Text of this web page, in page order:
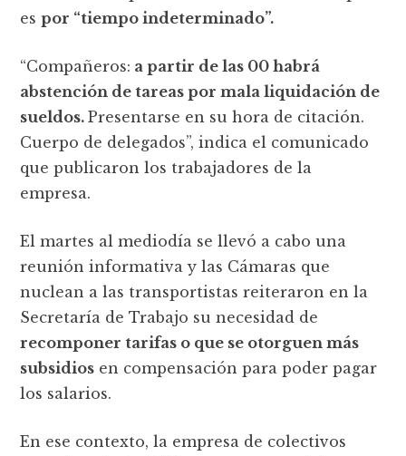
espor “tiempo indeterminado”.
“Compañeros: a partir de las 00 habrá
abstención de tareas por mala liquidación de
sueldos.Presentarse en su hora de citación.
Cuerpo de delegados”, indica el comunicado
que publicaron los trabajadores de la
empresa.
El martes al mediodía se llevó a cabo una
reunión informativa y las Cámaras que
nuclean a las transportistas reiteraron en la
Secretaría de Trabajo su necesidad de
recomponer tarifas o que se otorguen más
subsidios en compensación para poder pagar
los salarios.
En ese contexto, la empresa de colectivos